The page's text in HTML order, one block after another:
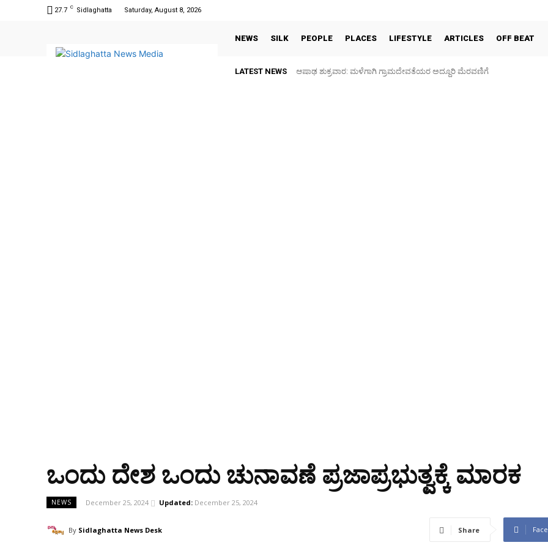
27.7 C Sidlaghatta Saturday, August 8, 2026
NEWS SILK PEOPLE PLACES LIFESTYLE ARTICLES OFF BEAT
LATEST NEWSಆಷಾಢ ಶುಕ್ರವಾರ: ಮಳೆಗಾಗಿ ಗ್ರಾಮದೇವತೆಯರ ಅದ್ದೂರಿ ಮೆರವಣಿಗೆ
ಫುಟ್‌ ಪಾತ್ ಒತ್ತುವರಿ ತೆರವಿಗೆ ಎರಡು ದಿನ ಗಡುವು: ಪೊಲೀಸ್ ಎಚ್ಚರಿಕೆ
ಒಂದು ದೇಶ ಒಂದು ಚುನಾವಣೆ ಪ್ರಜಾಪ್ರಭುತ್ವಕ್ಕೆ ಮಾರಕ
NEWS December 25, 2024 Updated: December 25, 2024
By Sidlaghatta News Desk Share